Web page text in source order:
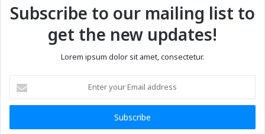
Subscribe to our mailing list to
get the new updates!
Lorem ipsum dolor sit amet, consectetur.
your
Email